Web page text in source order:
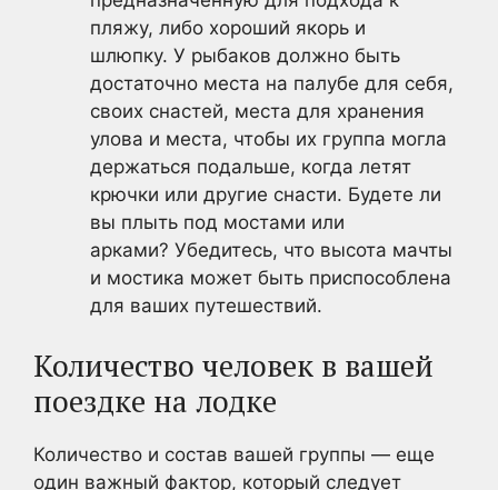
пляжу, либо хороший якорь и
шлюпку. У рыбаков должно быть
достаточно места на палубе для себя,
своих снастей, места для хранения
улова и места, чтобы их группа могла
держаться подальше, когда летят
крючки или другие снасти. Будете ли
вы плыть под мостами или
арками? Убедитесь, что высота мачты
и мостика может быть приспособлена
для ваших путешествий.
Количество человек в вашей
поездке на лодке
Количество и состав вашей группы — еще
один важный фактор, который следует